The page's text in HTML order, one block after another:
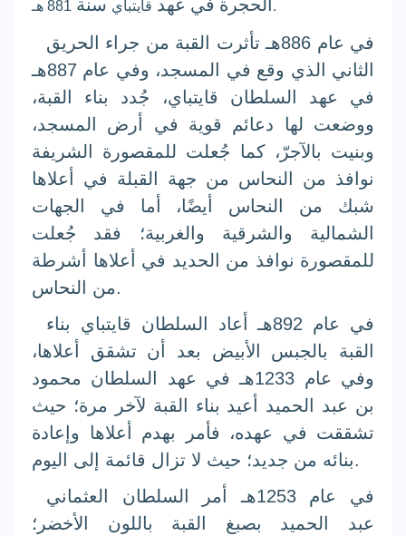
قايتباي 881 هـ
في عام 886هـ تأثرت القبة من جراء الحريق
الثاني الذي وقع في المسجد، وفي عام 887هـ
في عهد السلطان قايتباي، جُدد بناء القبة،
ووضعت لها دعائم قوية في أرض المسجد،
وبنيت بالآجرّ، كما جُعلت للمقصورة الشريفة
نوافذ من النحاس من جهة القبلة في أعلاها
شبك من النحاس أيضًا، أما في الجهات
الشمالية والشرقية والغربية؛ فقد جُعلت
للمقصورة نوافذ من الحديد في أعلاها أشرطة
من النحاس.
في عام 892هـ أعاد السلطان قايتباي بناء
القبة بالجبس الأبيض بعد أن تشقق أعلاها،
وفي عام 1233هـ في عهد السلطان محمود
بن عبد الحميد أعيد بناء القبة لآخر مرة؛ حيث
تشققت في عهده، فأمر بهدم أعلاها وإعادة
بنائه من جديد؛ حيث لا تزال قائمة إلى اليوم.
في عام 1253هـ أمر السلطان العثماني
عبد الحميد بصبغ القبة باللون الأخضر؛